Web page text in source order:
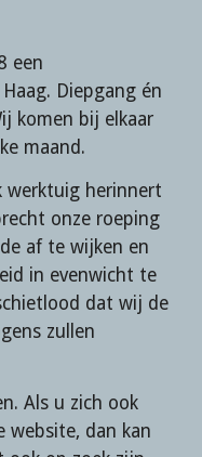
een
Diepgang én
komen bij elkaar
maand.
werktuig herinnert
onze roeping
af te wijken en
in evenwicht te
dat wij de
zullen
Als u zich ook
website, dan kan